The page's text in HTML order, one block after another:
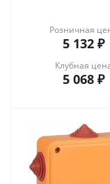
Розничная
5 132 ₽
Клубная
5 068 ₽